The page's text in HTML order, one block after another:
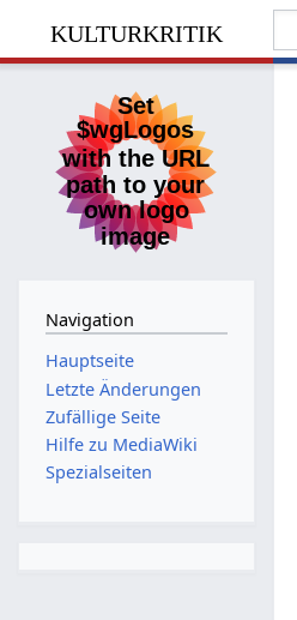
kulturkritik
Navigation
Hauptseite
Letzte Änderungen
Zufällige Seite
Hilfe zu MediaWiki
Spezialseiten